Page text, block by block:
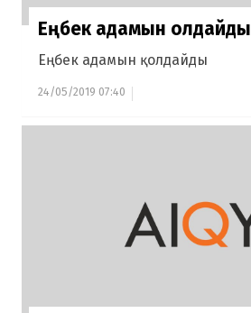
Еңбек адамын қолдайды
Еңбек адамын қолдайды
24/05/2019 07:40